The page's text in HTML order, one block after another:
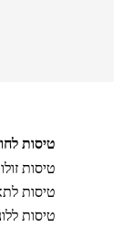
טיסות
טיסות
טיסות
טיסות